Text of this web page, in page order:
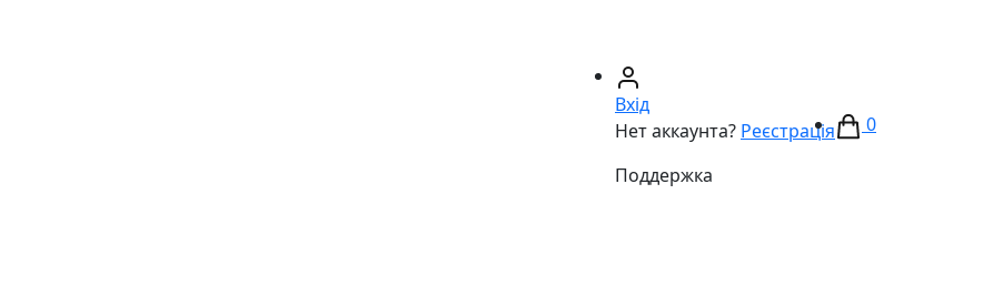
Вхід
Нет аккаунта? Реєстрація
Поддержка
0